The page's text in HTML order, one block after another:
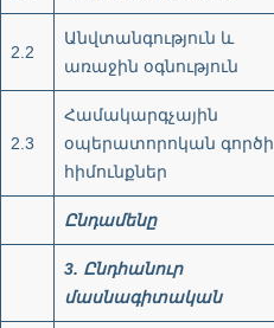
2.2
Անվտանգություն և
առաջին օգնություն
2.3
Համակարգչային
օպերատորոկան գործի
հիմունքներ
Ընդամենը
3. Ընդհանուր
մասնագիտական